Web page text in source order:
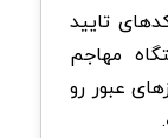
تایید
مهاجم
عبور رو